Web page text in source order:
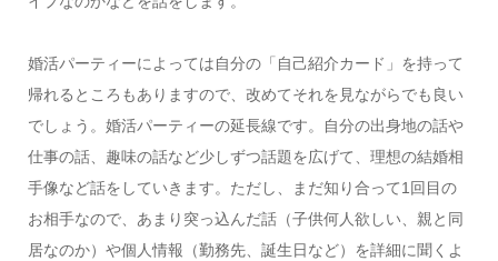
婚活パーティーによっては自分の「自己紹介カード」を持って
帰れるところもありますので、改めてそれを見ながらでも良い
でしょう。婚活パーティーの延長線です。自分の出身地の話や
仕事の話、趣味の話など少しずつ話題を広げて、理想の結婚相
手像など話をしていきます。ただし、まだ知り合って1回目の
お相手なので、あまり突っ込んだ話（子供何人欲しい、親と同
居なのか）や個人情報（勤務先、誕生日など）を詳細に聞くよ